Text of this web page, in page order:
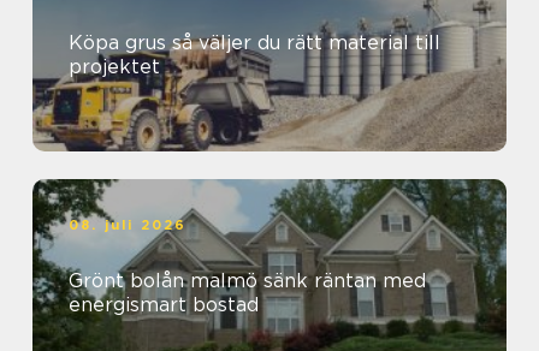
Köpa grus så väljer du rätt material till
projektet
08. juli 2026
Grönt bolån malmö sänk räntan med
energismart bostad